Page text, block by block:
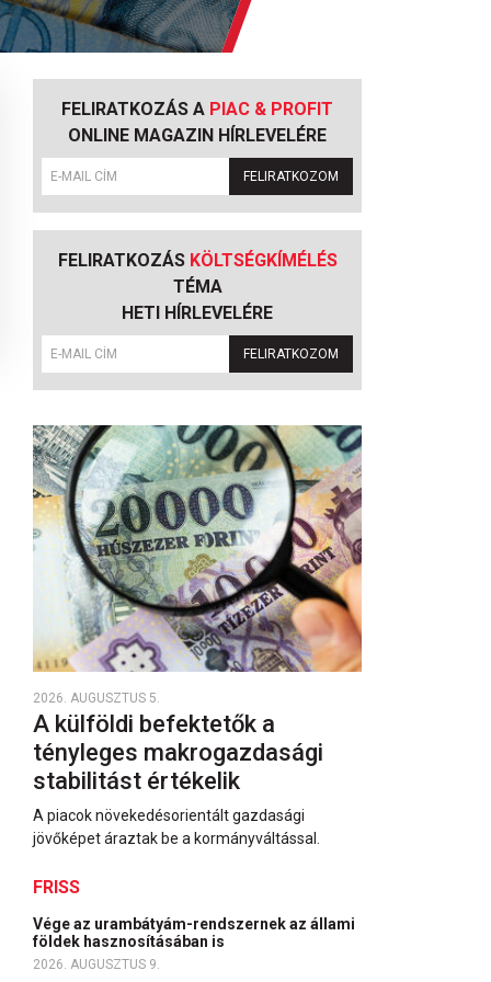
FELIRATKOZÁS A PIAC & PROFIT
ONLINE MAGAZIN HÍRLEVELÉRE
FELIRATKOZOM
FELIRATKOZÁS KÖLTSÉGKÍMÉLÉS
TÉMA
HETI HÍRLEVELÉRE
FELIRATKOZOM
2026. AUGUSZTUS 5.
A külföldi befektetők a
tényleges makrogazdasági
stabilitást értékelik
A piacok növekedésorientált gazdasági
jövőképet áraztak be a kormányváltással.
FRISS
Vége az urambátyám-rendszernek az állami
földek hasznosításában is
2026. AUGUSZTUS 9.